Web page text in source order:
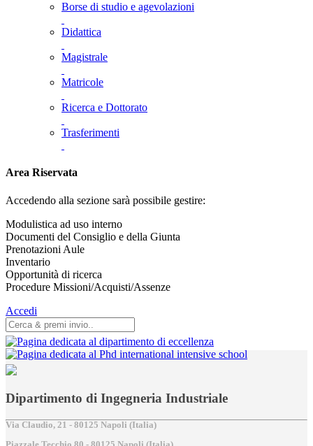
Borse di studio e agevolazioni
Didattica
Magistrale
Matricole
Ricerca e Dottorato
Trasferimenti
Area Riservata
Accedendo alla sezione sarà possibile gestire:
Modulistica ad uso interno
Documenti del Consiglio e della Giunta
Prenotazioni Aule
Inventario
Opportunità di ricerca
Procedure Missioni/Acquisti/Assenze
Accedi
Dipartimento di Ingegneria Industriale
Via Claudio, 21 - 80125 Napoli (Italia)